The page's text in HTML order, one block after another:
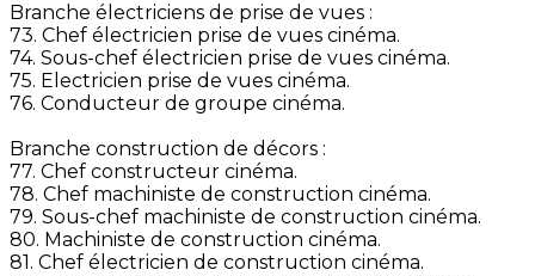
Branche électriciens de prise de vues :
73. Chef électricien prise de vues cinéma.
74. Sous-chef électricien prise de vues cinéma.
75. Electricien prise de vues cinéma.
76. Conducteur de groupe cinéma.
Branche construction de décors :
77. Chef constructeur cinéma.
78. Chef machiniste de construction cinéma.
79. Sous-chef machiniste de construction cinéma.
80. Machiniste de construction cinéma.
81. Chef électricien de construction cinéma.